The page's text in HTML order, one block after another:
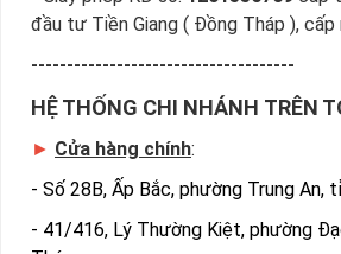
đầu tư Tiền Giang ( Đồng Tháp ),
-------------------------------------
HỆ THỐNG CHI NHÁNH TRÊN
► Cửa hàng chính:
- Số 28B, Ấp Bắc, phường Trung An,
- 41/416, Lý Thường Kiệt, phường